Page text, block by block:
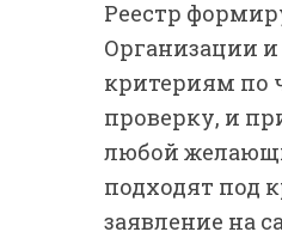
Реестр
Организации
критериям по
проверку, и
любой
подходят под
заявление на